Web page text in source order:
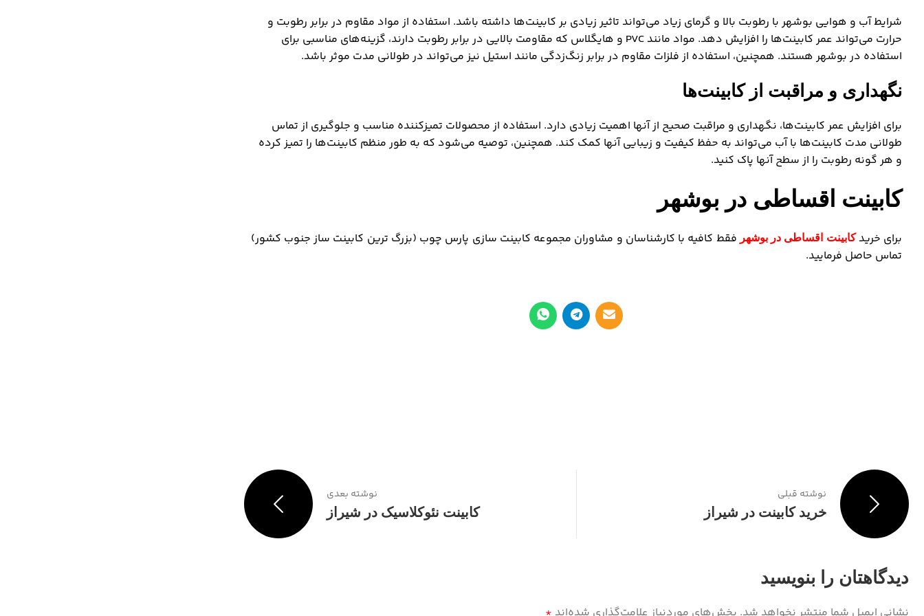
شرایط آب و هوایی بوشهر با رطوبت بالا و گرمای زیاد می‌تواند تاثیر زیادی بر کابینت‌ها داشته باشد. استفاده از مواد مقاوم در برابر رطوبت و
حرارت می‌تواند عمر کابینت‌ها را افزایش دهد. مواد مانند PVC و هایگلاس که مقاومت بالایی در برابر رطوبت دارند، گزینه‌های مناسبی برای
استفاده در بوشهر هستند. همچنین، استفاده از فلزات مقاوم در برابر زنگ‌زدگی مانند استیل نیز می‌تواند در طولانی مدت موثر باشد.
نگهداری و مراقبت از کابینت‌ها
برای افزایش عمر کابینت‌ها، نگهداری و مراقبت صحیح از آنها اهمیت زیادی دارد. استفاده از محصولات تمیزکننده مناسب و جلوگیری از تماس
طولانی مدت کابینت‌ها با آب می‌تواند به حفظ کیفیت و زیبایی آنها کمک کند. همچنین، توصیه می‌شود که به طور منظم کابینت‌ها را تمیز کرده
و هر گونه رطوبت را از سطح آنها پاک کنید.
کابینت اقساطی در بوشهر
برای خریدکابینت اقساطی در بوشهر فقط کافیه با کارشناسان و مشاوران مجموعه کابینت سازی پارس چوب (بزرگ ترین کابینت ساز جنوب کشور)
تماس حاصل فرمایید.
نوشته قبلی
خرید کابینت در شیراز
نوشته بعدی
کابینت نئوکلاسیک در شیراز
دیدگاهتان را بنویسید